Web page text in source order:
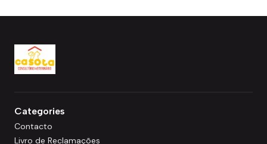
Categories
Contacto
Livro de Reclamações